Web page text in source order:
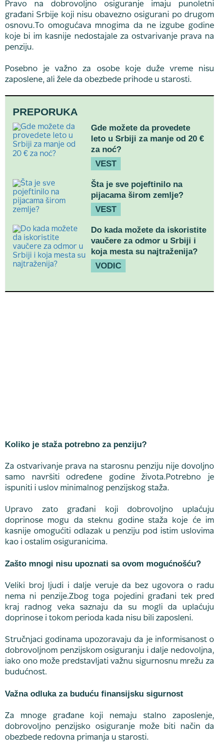
Pravo na dobrovoljno osiguranje imaju punoletni
građani Srbije koji nisu obavezno osigurani po drugom
osnovu.To omogućava mnogima da ne izgube godine
koje bi im kasnije nedostajale za ostvarivanje prava na
penziju.
Posebno je važno za osobe koje duže vreme nisu
zaposlene, ali žele da obezbede prihode u starosti.
PREPORUKA
Gde možete da provedete
leto u Srbiji za manje od 20 €
za noć?
VEST
Šta je sve pojeftinilo na
pijacama širom zemlje?
VEST
Do kada možete da iskoristite
vaučere za odmor u Srbiji i
koja mesta su najtraženija?
VODIC
Koliko je staža potrebno za penziju?
Za ostvarivanje prava na starosnu penziju nije dovoljno
samo navršiti određene godine života.Potrebno je
ispuniti i uslov minimalnog penzijskog staža.
Upravo zato građani koji dobrovoljno uplaćuju
doprinose mogu da steknu godine staža koje će im
kasnije omogućiti odlazak u penziju pod istim uslovima
kao i ostalim osiguranicima.
Zašto mnogi nisu upoznati sa ovom mogućnošću?
Veliki broj ljudi i dalje veruje da bez ugovora o radu
nema ni penzije.Zbog toga pojedini građani tek pred
kraj radnog veka saznaju da su mogli da uplaćuju
doprinose i tokom perioda kada nisu bili zaposleni.
Stručnjaci godinama upozoravaju da je informisanost o
dobrovoljnom penzijskom osiguranju i dalje nedovoljna,
iako ono može predstavljati važnu sigurnosnu mrežu za
budućnost.
Važna odluka za buduću finansijsku sigurnost
Za mnoge građane koji nemaju stalno zaposlenje,
dobrovoljno penzijsko osiguranje može biti način da
obezbede redovna primanja u starosti.